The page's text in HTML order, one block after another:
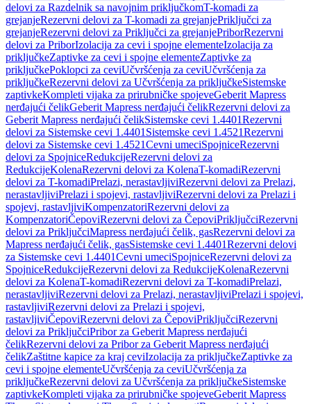
delovi za Razdelnik sa navojnim priključkomT-komadi za
grejanjeRezervni delovi za T-komadi za grejanjePriključci za
grejanjeRezervni delovi za Priključci za grejanjePriborRezervni
delovi za PriborIzolacija za cevi i spojne elementeIzolacija za
priključkeZaptivke za cevi i spojne elementeZaptivke za
priključkePoklopci za ceviUčvršćenja za ceviUčvršćenja za
priključkeRezervni delovi za Učvršćenja za priključkeSistemske
zaptivkeKompleti vijaka za prirubničke spojeveGeberit Mapress
nerđajući čelikGeberit Mapress nerđajući čelikRezervni delovi za
Geberit Mapress nerđajući čelikSistemske cevi 1.4401Rezervni
delovi za Sistemske cevi 1.4401 Sistemske cevi 1.4521Rezervni
delovi za Sistemske cevi 1.4521Cevni umeciSpojniceRezervni
delovi za SpojniceRedukcijeRezervni delovi za
RedukcijeKolenaRezervni delovi za KolenaT-komadiRezervni
delovi za T-komadiPrelazi, nerastavljiviRezervni delovi za Prelazi,
nerastavljiviPrelazi i spojevi, rastavljiviRezervni delovi za Prelazi i
spojevi, rastavljiviKompenzatoriRezervni delovi za
KompenzatoriČepoviRezervni delovi za ČepoviPriključciRezervni
delovi za PriključciMapress nerđajući čelik, gasRezervni delovi za
Mapress nerđajući čelik, gasSistemske cevi 1.4401Rezervni delovi
za Sistemske cevi 1.4401Cevni umeciSpojniceRezervni delovi za
SpojniceRedukcijeRezervni delovi za RedukcijeKolenaRezervni
delovi za KolenaT-komadiRezervni delovi za T-komadiPrelazi,
nerastavljiviRezervni delovi za Prelazi, nerastavljiviPrelazi i spojevi,
rastavljiviRezervni delovi za Prelazi i spojevi,
rastavljiviČepoviRezervni delovi za ČepoviPriključciRezervni
delovi za PriključciPribor za Geberit Mapress nerđajući
čelikRezervni delovi za Pribor za Geberit Mapress nerđajući
čelikZaštitne kapice za kraj ceviIzolacija za priključkeZaptivke za
cevi i spojne elementeUčvršćenja za ceviUčvršćenja za
priključkeRezervni delovi za Učvršćenja za priključkeSistemske
zaptivkeKompleti vijaka za prirubničke spojeveGeberit Mapress